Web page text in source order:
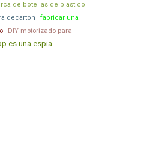
de botellas de plastico
decarton
fabricar una
DIY motorizado para
es una espia